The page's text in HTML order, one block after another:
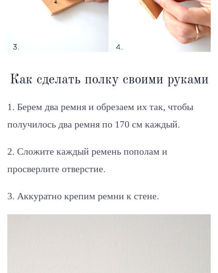
Как сделать полку своими руками
1. Берем два ремня и обрезаем их так, чтобы
получилось два ремня по 170 см каждый.
2. Сложите каждый ремень пополам и
просверлите отверстие.
3. Аккуратно крепим ремни к стене.